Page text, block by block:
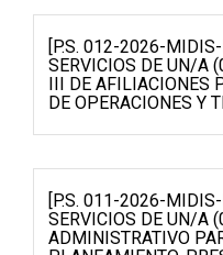
[P.S. 012-2026-
SERVICIOS DE UN/A
III DE AFILIACIONES
DE OPERACIONES Y
[P.S. 011-2026-
SERVICIOS DE UN/A
ADMINISTRATIVO